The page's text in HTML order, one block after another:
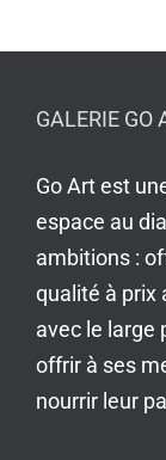
GALERIE GO
Go Art est
espace au
ambitions :
qualité à prix
avec le large
offrir à ses
nourrir leur